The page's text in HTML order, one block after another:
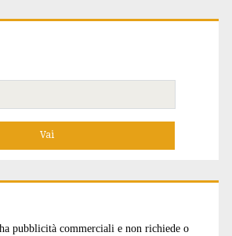
pubblicità commerciali e non richiede o